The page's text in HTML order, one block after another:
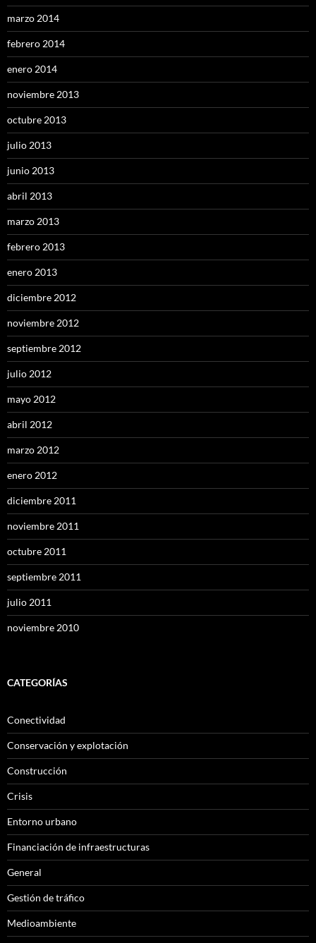
marzo 2014
febrero 2014
enero 2014
noviembre 2013
octubre 2013
julio 2013
junio 2013
abril 2013
marzo 2013
febrero 2013
enero 2013
diciembre 2012
noviembre 2012
septiembre 2012
julio 2012
mayo 2012
abril 2012
marzo 2012
enero 2012
diciembre 2011
noviembre 2011
octubre 2011
septiembre 2011
julio 2011
noviembre 2010
CATEGORÍAS
Conectividad
Conservación y explotación
Construcción
Crisis
Entorno urbano
Financiación de infraestructuras
General
Gestión de tráfico
Medioambiente